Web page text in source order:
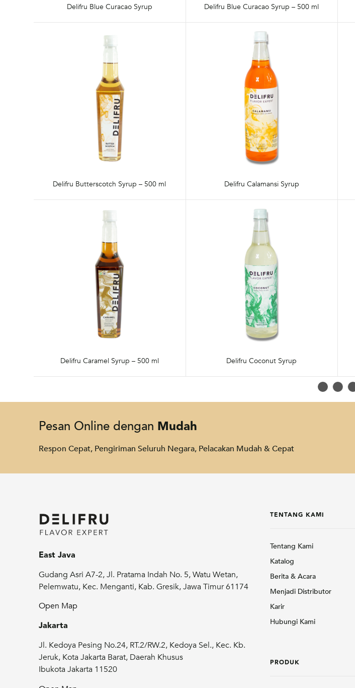
Delifru Blue Curacao Syrup Delifru Blue Curacao Syrup – 500 ml
Delifru Butterscotch Syrup – 500 ml Delifru Calamansi Syrup
Delifru Caramel Syrup – 500 ml Delifru Coconut Syrup
Pesan Online dengan Mudah
Respon Cepat, Pengiriman Seluruh Negara, Pelacakan Mudah & Cepat
East Java
Gudang Asri A7-2, Jl. Pratama Indah No. 5, Watu Wetan,
Pelemwatu, Kec. Menganti, Kab. Gresik, Jawa Timur 61174
Open Map
Jakarta
Jl. Kedoya Pesing No.24, RT.2/RW.2, Kedoya Sel., Kec. Kb.
Jeruk, Kota Jakarta Barat, Daerah Khusus
Ibukota Jakarta 11520
TENTANG KAMI
Tentang Kami
Katalog
Berita & Acara
Menjadi Distributor
Karir
Hubungi Kami
PRODUK